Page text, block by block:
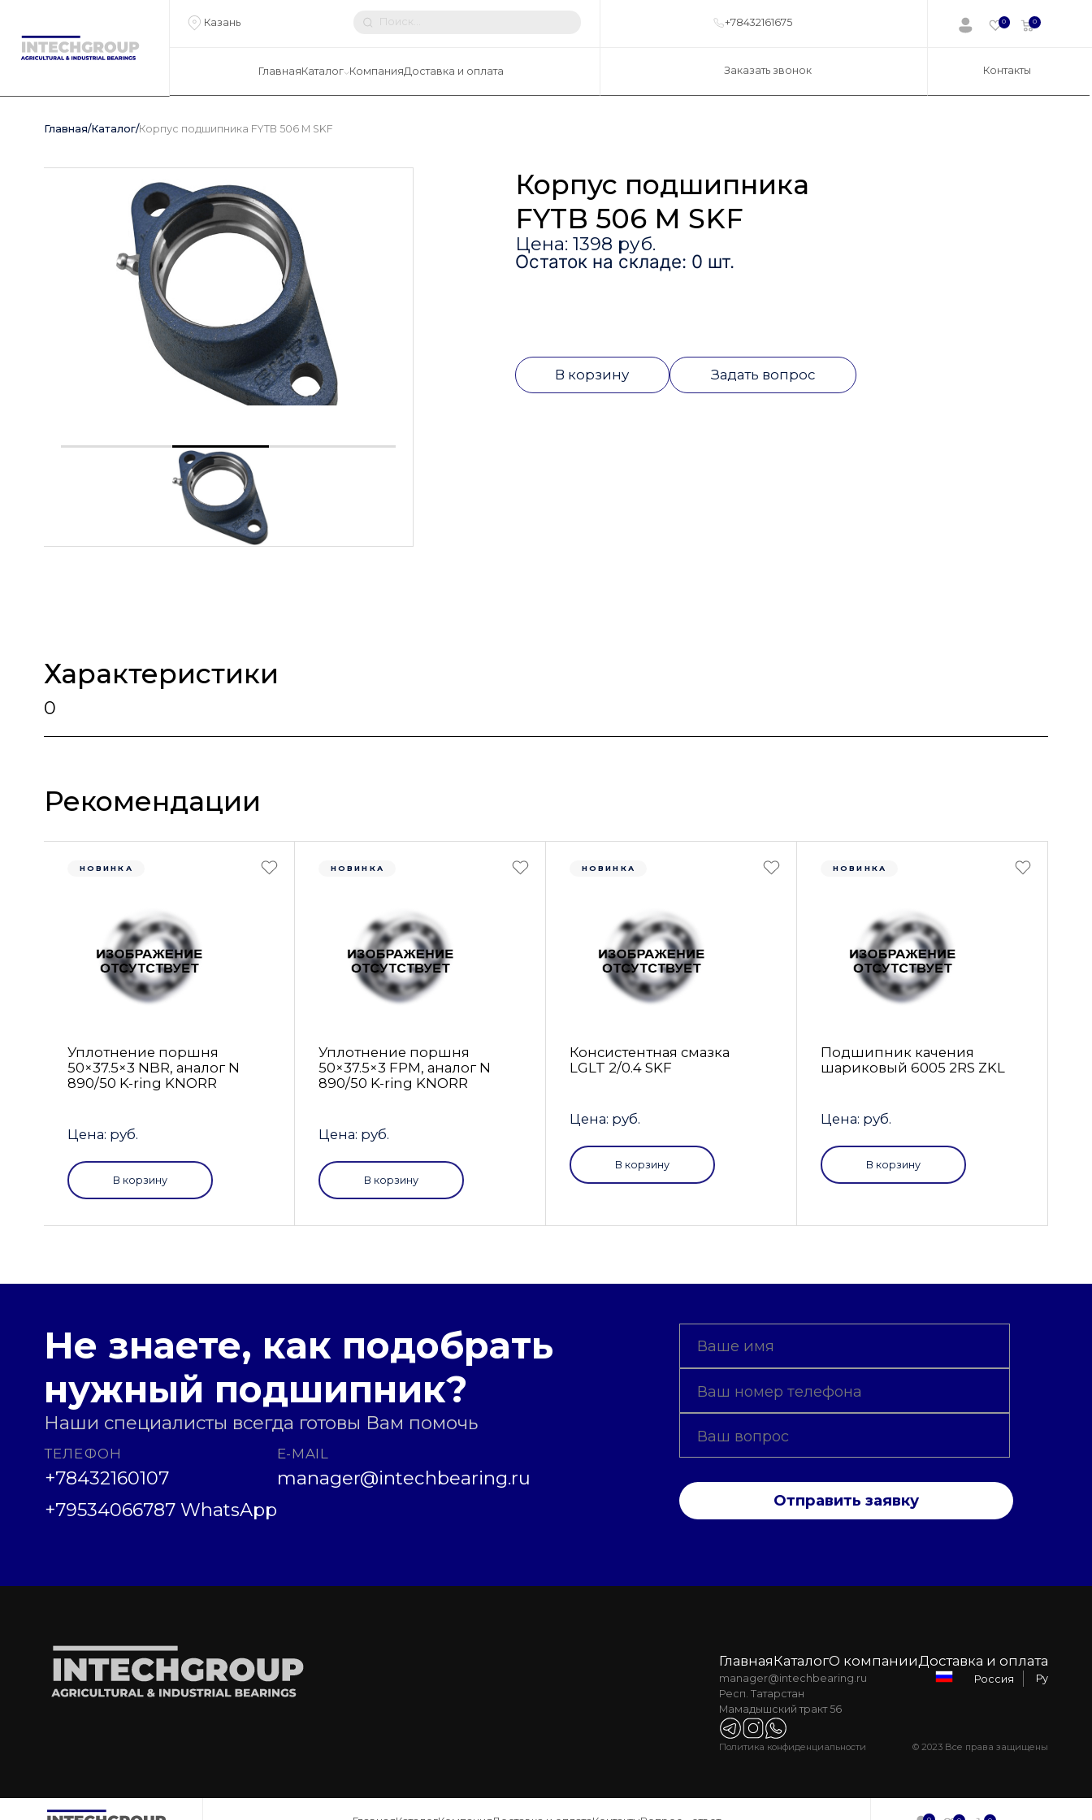
Казань +78432161675 0 0
ГлавнаяКаталог КомпанияДоставка и оплата Заказать звонок Контакты
Главная/Каталог/Корпус подшипника FYTB 506 M SKF
Корпус подшипника
FYTB 506 M SKF
Цена: 1398 руб.
Остаток на складе: 0 шт.
В корзину Задать вопрос
Характеристики
0
Рекомендации
НОВИНКА
Уплотнение поршня
50×37.5×3 NBR, аналог N
890/50 K-ring KNORR
Цена: руб.
В корзину
НОВИНКА
Уплотнение поршня
50×37.5×3 FРM, аналог N
890/50 K-ring KNORR
Цена: руб.
В корзину
НОВИНКА
Консистентная смазка
LGLT 2/0.4 SKF
Цена: руб.
В корзину
НОВИНКА
Подшипник качения
шариковый 6005 2RS ZKL
Цена: руб.
В корзину
Не знаете, как подобрать
нужный подшипник?
Наши специалисты всегда готовы Вам помочь
ТЕЛЕФОН
+78432160107
+79534066787 WhatsApp
E-MAIL
manager@intechbearing.ru
Отправить заявку
ГлавнаяКаталогО компанииДоставка и оплата
manager@intechbearing.ru
Респ. Татарстан
Мамадышский тракт 56
Россия Ру
Политика конфиденциальности © 2023 Все права защищены